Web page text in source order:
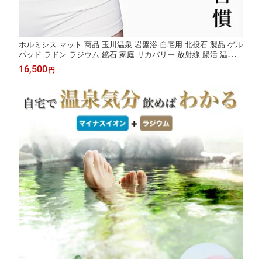
ホルミシス マット 商品 玉川温泉 岩盤浴 自宅用 北投石 製品 ゲル
パッド ラドン ラジウム 鉱石 家庭 リカバリー 放射線 腸活 温活グ
ッズ 健康グッズ バドガシュタイン鉱石 三朝温泉 岩盤浴 家庭用
温泉 効果
16,500円